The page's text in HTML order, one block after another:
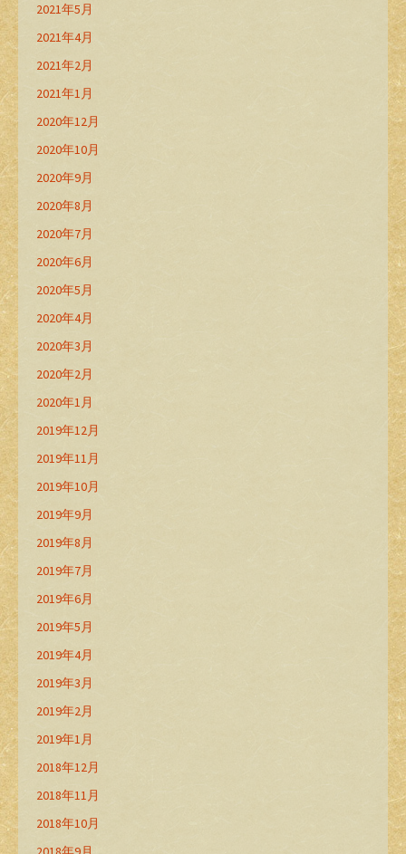
2021年5月
2021年4月
2021年2月
2021年1月
2020年12月
2020年10月
2020年9月
2020年8月
2020年7月
2020年6月
2020年5月
2020年4月
2020年3月
2020年2月
2020年1月
2019年12月
2019年11月
2019年10月
2019年9月
2019年8月
2019年7月
2019年6月
2019年5月
2019年4月
2019年3月
2019年2月
2019年1月
2018年12月
2018年11月
2018年10月